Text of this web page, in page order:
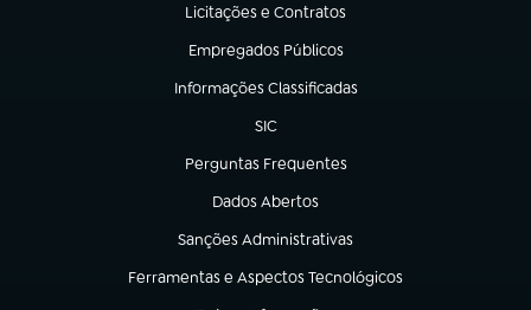
Licitações e Contratos
(abre em nova aba)
Empregados Públicos
(abre em nova aba)
Informações Classificadas
(abre em nova aba)
SIC
(abre em nova aba)
Perguntas Frequentes
(abre em nova aba)
Dados Abertos
(abre em nova aba)
Sanções Administrativas
(abre em nova aba)
Ferramentas e Aspectos Tecnológicos
(abre em nova aba)